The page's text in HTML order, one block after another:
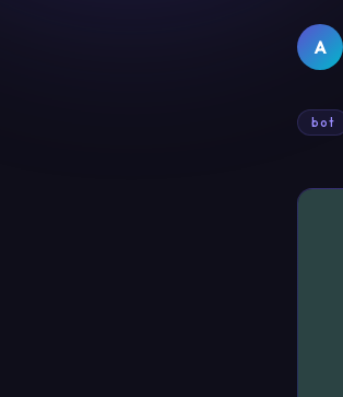
A
bot